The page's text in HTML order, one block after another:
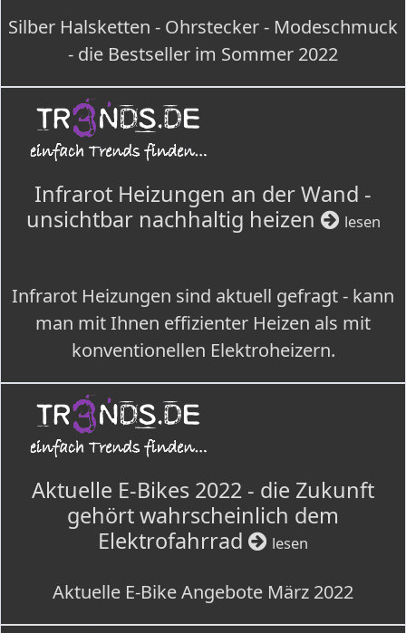
Silber Halsketten - Ohrstecker - Modeschmuck
- die Bestseller im Sommer 2022
Infrarot Heizungen an der Wand -
unsichtbar nachhaltig heizen
lesen
Infrarot Heizungen sind aktuell gefragt - kann
man mit Ihnen effizienter Heizen als mit
konventionellen Elektroheizern.
Aktuelle E-Bikes 2022 - die Zukunft
gehört wahrscheinlich dem
Elektrofahrrad
lesen
Aktuelle E-Bike Angebote März 2022